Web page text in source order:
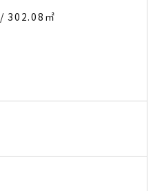
/ 302.08㎡